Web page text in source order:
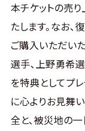
本チケットの売
たします。なお
ご購入いただい
選手、上野勇希
を特典としてプ
に心よりお見舞
全と、被災地の